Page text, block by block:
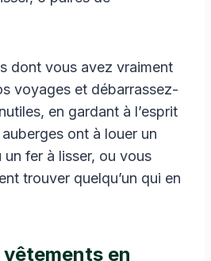
dont vous avez vraiment
voyages et débarrassez-
en gardant à l’esprit
ont à louer un
fer à lisser, ou vous
trouver quelqu’un qui en
en